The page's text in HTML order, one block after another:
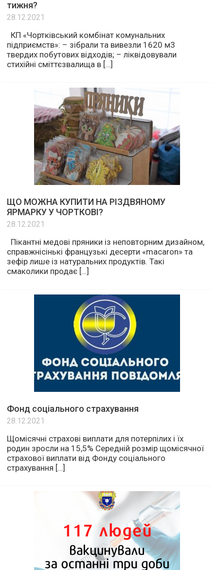
тижня?
28.12.2021
КП «Чортківський комбінат комунальних
підприємств»: – зібрали та вивезли 1620 м3
твердих побутових відходів; – ліквідовували
стихійні сміттєзвалища в […]
ЩО МОЖНА КУПИТИ НА РІЗДВЯНОМУ
ЯРМАРКУ У ЧОРТКОВІ?
28.12.2021
Пікантні медові пряники із неповторним дизайном,
справжнісінькі французькі десерти «macaron» та
зефір лише із натуральних продуктів. Такі
смаколики продає […]
Фонд соціального страхування
28.12.2021
Щомісячні страхові виплати для потерпілих і їх
родин зросли на 15,5% Середній розмір щомісячної
страхової виплати від Фонду соціального
страхування […]